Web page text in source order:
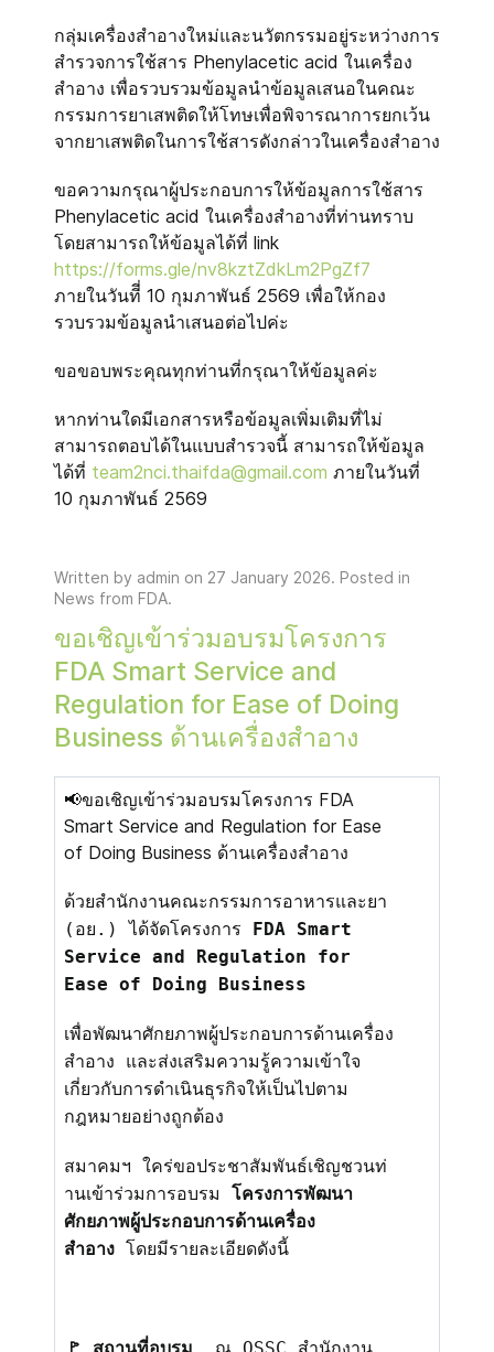
กลุ่มเครื่องสำอางใหม่และนวัตกรรมอยู่ระหว่างการ
สำรวจการใช้สาร Phenylacetic acid ในเครื่อง
สำอาง เพื่อรวบรวมข้อมูลนำข้อมูลเสนอในคณะ
กรรมการยาเสพติดให้โทษเพื่อพิจารณาการยกเว้น
จากยาเสพติดในการใช้สารดังกล่าวในเครื่องสำอาง
ขอความกรุณาผู้ประกอบการให้ข้อมูลการใช้สาร
Phenylacetic acid ในเครื่องสำอางที่ท่านทราบ
โดยสามารถให้ข้อมูลได้ที่ link
https://forms.gle/nv8kztZdkLm2PgZf7
ภายในวันทีี่ 10 กุมภาพันธ์ 2569 เพื่อให้กอง
รวบรวมข้อมูลนำเสนอต่อไปค่ะ
ขอขอบพระคุณทุกท่านที่กรุณาให้ข้อมูลค่ะ
หากท่านใดมีเอกสารหรือข้อมูลเพิ่มเติมที่ไม่
สามารถตอบได้ในแบบสำรวจนี้ สามารถให้ข้อมูล
ได้ที่ team2nci.thaifda@gmail.com ภายในวันที่
10 กุมภาพันธ์ 2569
Written by admin on 27 January 2026. Posted in
News from FDA.
ขอเชิญเข้าร่วมอบรมโครงการ
FDA Smart Service and
Regulation for Ease of Doing
Business ด้านเครื่องสำอาง
📢ขอเชิญเข้าร่วมอบรมโครงการ FDA
Smart Service and Regulation for Ease
of Doing Business ด้านเครื่องสำอาง
ด้วยสำนักงานคณะกรรมการอาหารและยา
(อย.) ได้จัดโครงการ
FDA Smart
Service and Regulation for
Ease of Doing Business
เพื่อพัฒนาศักยภาพผู้ประกอบการด้านเครื่อง
สำอาง และส่งเสริมความรู้ความเข้าใจ
เกี่ยวกับการดำเนินธุรกิจให้เป็นไปตาม
กฎหมายอย่างถูกต้อง
สมาคมฯ ใคร่ขอประชาสัมพันธ์เชิญชวนท่
านเข้าร่วมการอบรม
โครงการพัฒนา
ศักยภาพผู้ประกอบการด้านเครื่อง
สำอาง โดยมีรายละเอียดดังนี้